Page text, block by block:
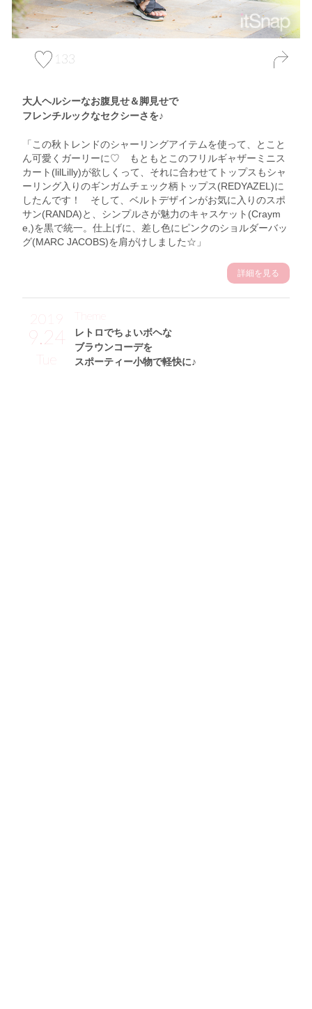
133
大人ヘルシーなお腹見せ＆脚見せで
フレンチルックなセクシーさを♪
「この秋トレンドのシャーリングアイテムを使って、とこと
ん可愛くガーリーに♡ もともとこのフリルギャザーミニス
カート(lilLilly)が欲しくって、それに合わせてトップスもシャ
ーリング入りのギンガムチェック柄トップス(REDYAZEL)に
したんです！ そして、ベルトデザインがお気に入りのスポ
サン(RANDA)と、シンプルさが魅力のキャスケット(Craym
e,)を黒で統一。仕上げに、差し色にピンクのショルダーバッ
グ(MARC JACOBS)を肩がけしました☆」
詳細を見る
2019
9.24
Tue
レトロでちょいボヘな
ブラウンコーデを
スポーティー小物で軽快に♪
Theme